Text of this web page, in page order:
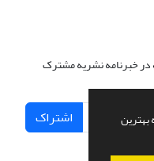
بهترین
در خبرنامه نشریه مشترک
اشتراک